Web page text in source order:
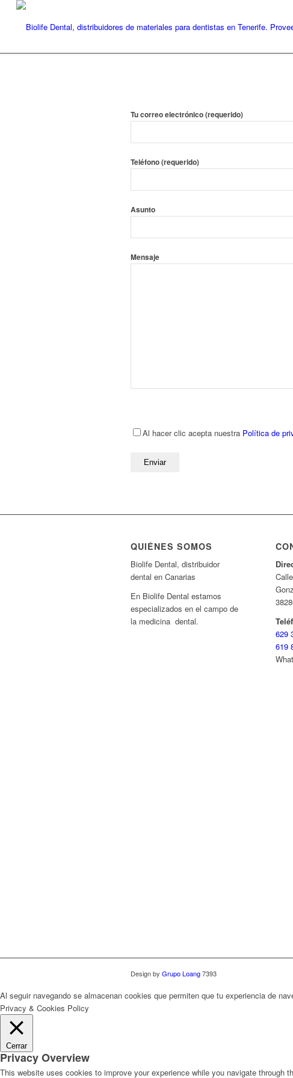
Tu correo electrónico (requerido)
Teléfono (requerido)
Asunto
Mensaje
Al hacer clic acepta nuestra Política de
QUIÉNES SOMOS
Biolife Dental, distribuidor
dental en Canarias
En Biolife Dental estamos
especializados en el campo de
la medicina dental.
629
619
Design by Grupo Loang7393
Al seguir navegando se almacenan cookies que permiten que tu experiencia de
Privacy & Cookies Policy
Cerrar
Privacy Overview
This website uses cookies to improve your experience while you navigate